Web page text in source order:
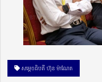
សម្ដេចធិបតី ហ៊ុន ម៉ាណែត